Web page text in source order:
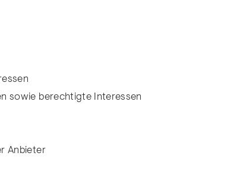
sowie berechtigte Interessen
Anbieter